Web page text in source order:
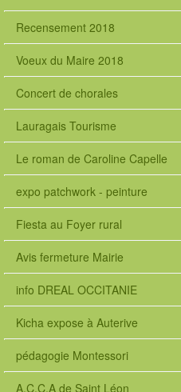
s
o
1
#
p
e
s
n
e
l
s
a
i
n
t
Recensement 2018
Voeux du Maire 2018
Concert de chorales
Lauragais Tourisme
Le roman de Caroline Capelle
expo patchwork - peinture
Fiesta au Foyer rural
Avis fermeture Mairie
info DREAL OCCITANIE
Kicha expose à Auterive
pédagogie Montessori
A.C.C.A de Saint Léon